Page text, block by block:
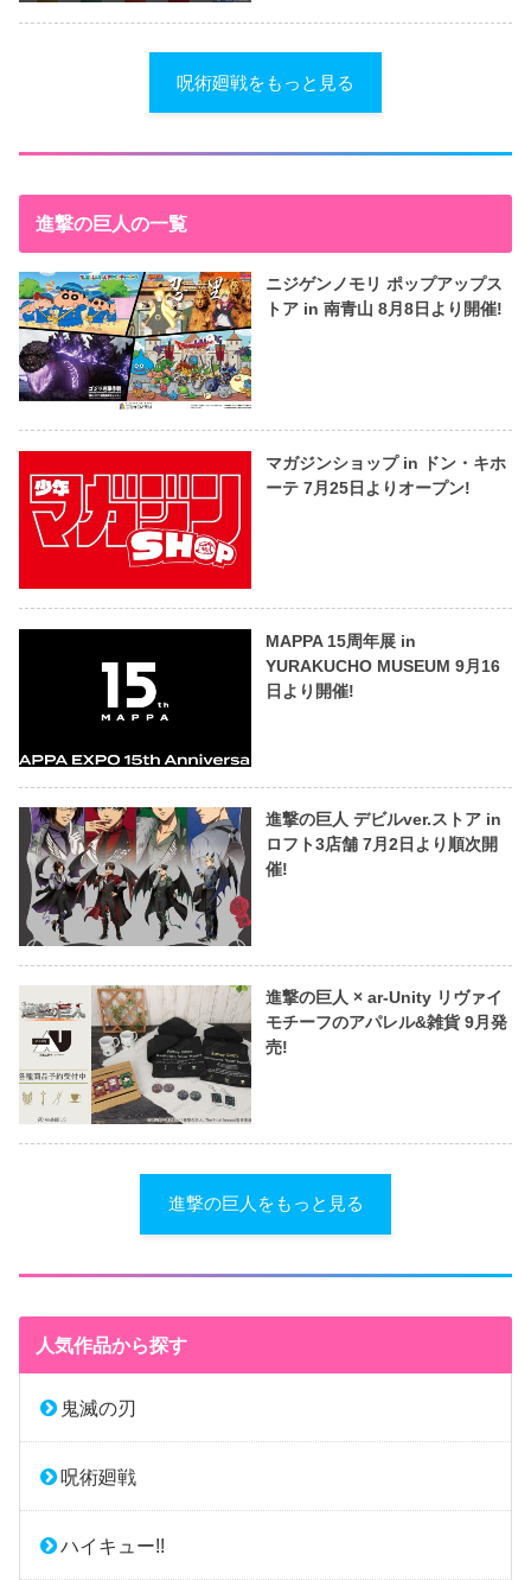
呪術廻戦をもっと見る
進撃の巨人の一覧
ニジゲンノモリ ポップアップス
トア in 南青山 8月8日より開催!
マガジンショップ in ドン・キホ
ーテ 7月25日よりオープン!
MAPPA 15周年展 in
YURAKUCHO MUSEUM 9月16
日より開催!
進撃の巨人 デビルver.ストア in
ロフト3店舗 7月2日より順次開
催!
進撃の巨人 × ar-Unity リヴァイ
モチーフのアパレル&雑貨 9月発
売!
進撃の巨人をもっと見る
人気作品から探す
鬼滅の刃
呪術廻戦
ハイキュー!!